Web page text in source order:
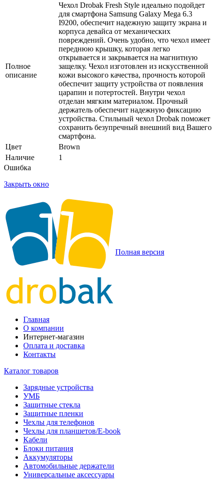
Полное
описание
Чехол Drobak Fresh Style идеально подойдет
для смартфона Samsung Galaxy Mega 6.3
I9200, обеспечит надежную защиту экрана и
корпуса девайса от механических
повреждений. Очень удобно, что чехол имеет
переднюю крышку, которая легко
открывается и закрывается на магнитную
защелку. Чехол изготовлен из искусственной
кожи высокого качества, прочность которой
обеспечит защиту устройства от появления
царапин и потертостей. Внутри чехол
отделан мягким материалом. Прочный
держатель обеспечит надежную фиксацию
устройства. Стильный чехол Drobak поможет
сохранить безупречный внешний вид Вашего
смартфона.
Цвет
Brown
Наличие
1
Ошибка
Закрыть окно
Полная версия
Главная
О компании
Интернет-магазин
Оплата и доставка
Контакты
Каталог товаров
Зарядные устройства
УМБ
Защитные стекла
Защитные пленки
Чехлы для телефонов
Чехлы для планшетов/E-book
Кабели
Блоки питания
Аккумуляторы
Автомобильные держатели
Универсальные аксессуары